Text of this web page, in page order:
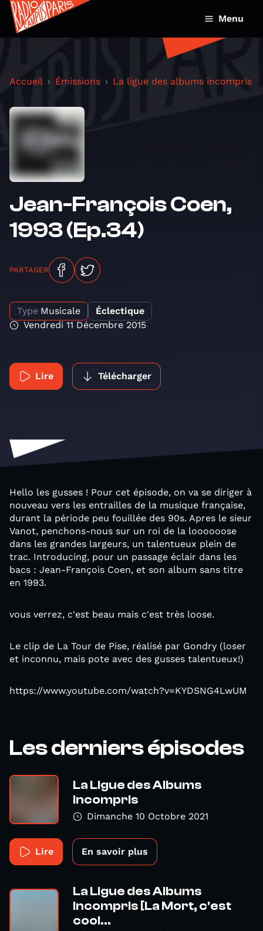
Menu
Accueil Émissions La ligue des albums incompris
Jean-François Coen,
1993 (Ep.34)
PARTAGER
Type Musicale
Éclectique
Vendredi 11 Décembre 2015
Lire Télécharger
Hello les gusses ! Pour cet épisode, on va se diriger à
nouveau vers les entrailles de la musique française,
durant la période peu fouillée des 90s. Apres le sieur
Vanot, penchons-nous sur un roi de la loooooose
dans les grandes largeurs, un talentueux plein de
trac. Introducing, pour un passage éclair dans les
bacs : Jean-François Coen, et son album sans titre
en 1993.
vous verrez, c'est beau mais c'est très loose.
Le clip de La Tour de Pise, réalisé par Gondry (loser
et inconnu, mais pote avec des gusses talentueux!)
https://www.youtube.com/watch?v=KYDSNG4LwUM
Les derniers épisodes
La Ligue des Albums
Incompris
Dimanche 10 Octobre 2021
Lire En savoir plus
La Ligue des Albums
Incompris [La Mort, c'est
cool...